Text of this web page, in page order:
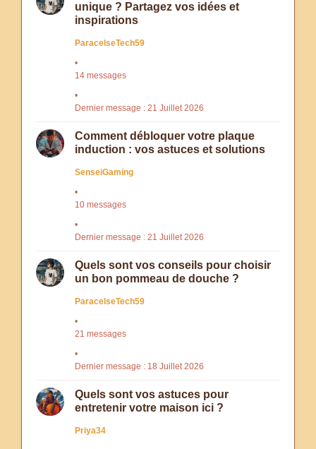
unique ? Partagez vos idées et
inspirations
ParacelseTech59
14 messages
Dernier message : 21 Juillet 2026
Comment débloquer votre plaque
induction : vos astuces et solutions
SenseiGaming
10 messages
Dernier message : 21 Juillet 2026
Quels sont vos conseils pour choisir
un bon pommeau de douche ?
ParacelseTech59
21 messages
Dernier message : 18 Juillet 2026
Quels sont vos astuces pour
entretenir votre maison ici ?
Priya34